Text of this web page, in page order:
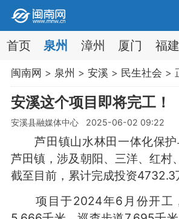
首页 泉州 漳州 厦门 福建
闽南网 > 泉州 > 安溪 > 民生社会 >
安溪这个项目即将完工！
安溪县融媒体中心 2025-06-02 09:22
芦田镇山水林田一体化保护
芦田镇，涉及朝阳、三洋、红村
截至目前， 累计完成投资4732.3
项目于2024年6月份开工